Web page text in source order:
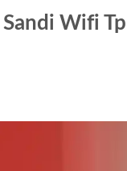
Sandi Wifi